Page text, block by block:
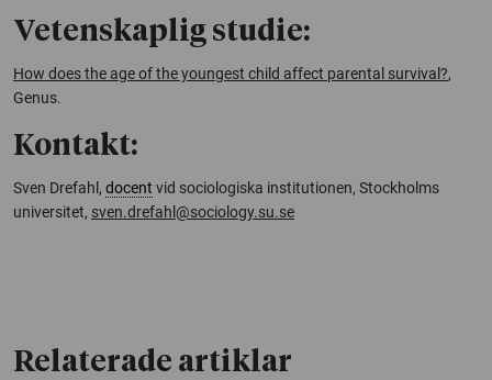
Vetenskaplig studie:
How does the age of the youngest child affect parental survival?,
Genus.
Kontakt:
Sven Drefahl, docent vid sociologiska institutionen, Stockholms
universitet, sven.drefahl@sociology.su.se
Relaterade artiklar